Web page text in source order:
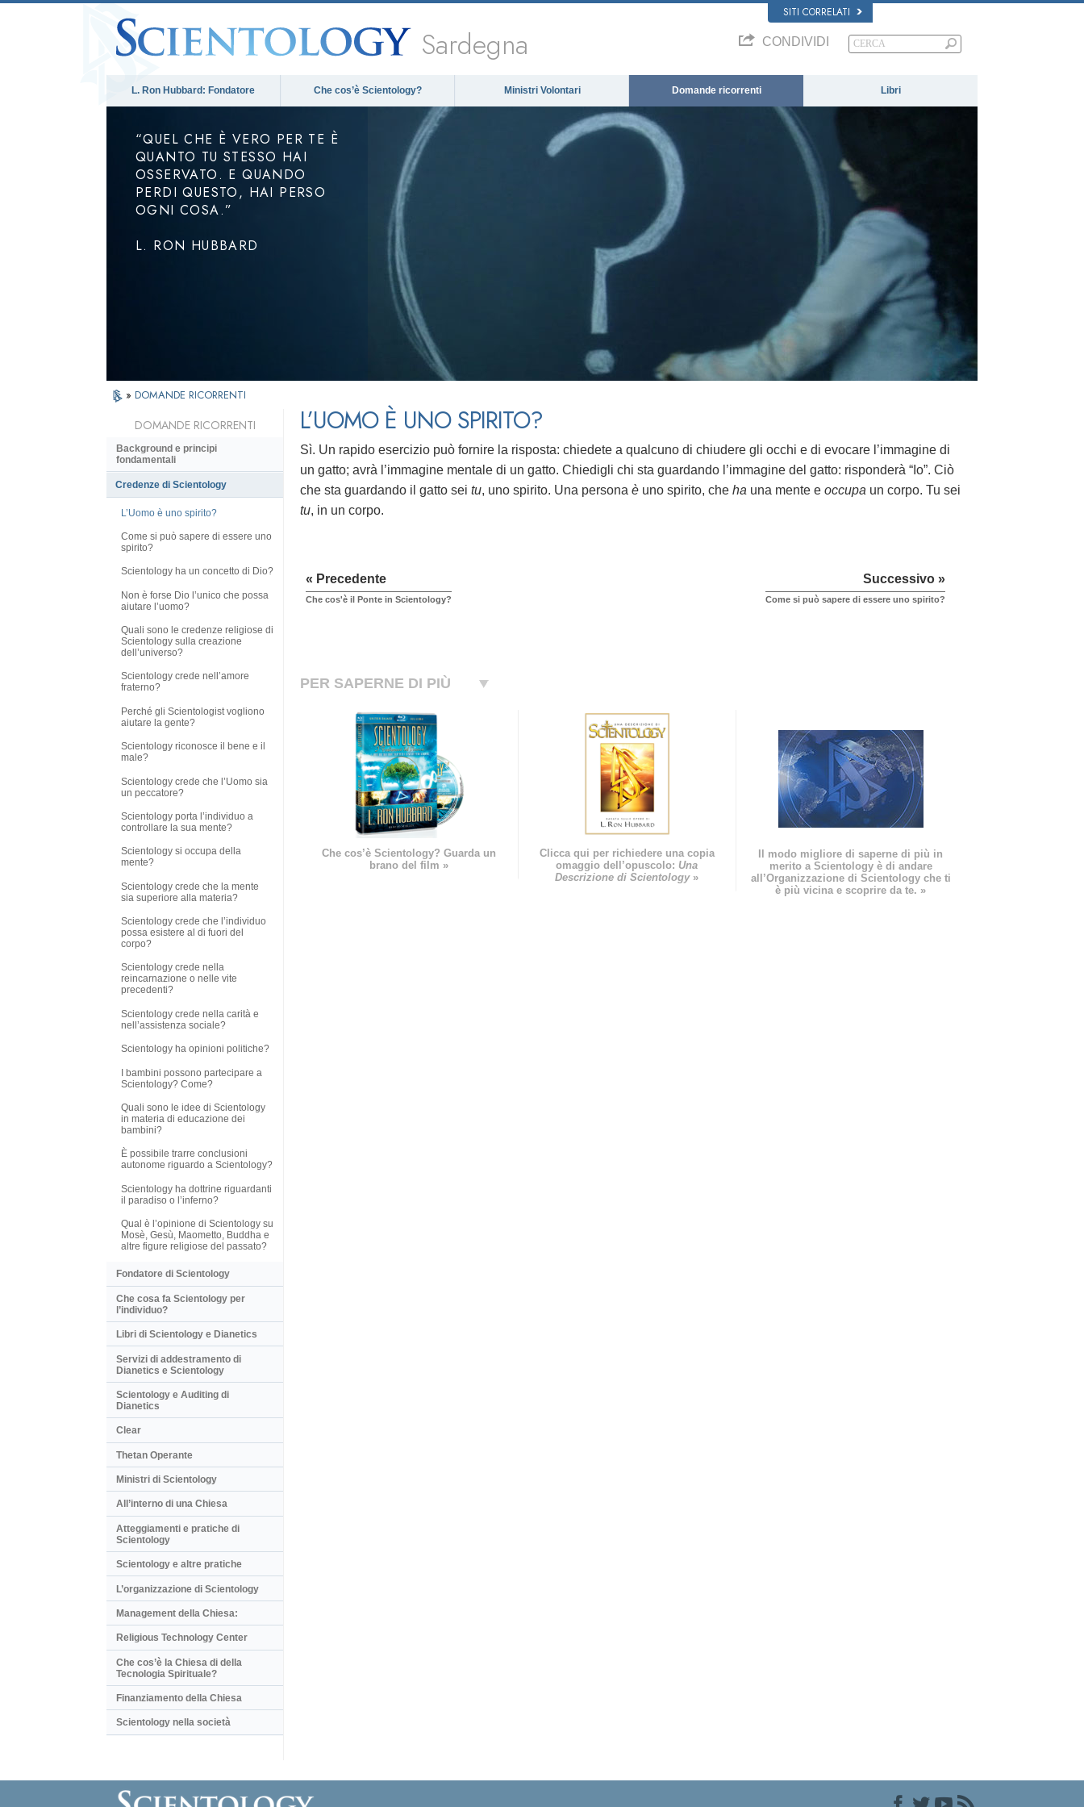
SITI CORRELATI
Sardegna CONDIVIDI
L. Ron Hubbard: Fondatore Che cos’è Scientology? Ministri Volontari Domande ricorrenti Libri
“QUEL CHE È VERO PER TE È
QUANTO TU STESSO HAI
OSSERVATO. E QUANDO
PERDI QUESTO, HAI PERSO
OGNI COSA.”
L. RON HUBBARD
» DOMANDE RICORRENTI
L’UOMO È UNO SPIRITO?
Sì. Un rapido esercizio può fornire la risposta: chiedete a qualcuno di chiudere gli occhi e di evocare l’immagine di
un gatto; avrà l’immagine mentale di un gatto. Chiedigli chi sta guardando l’immagine del gatto: risponderà “Io”. Ciò
che sta guardando il gatto sei tu, uno spirito. Una persona è uno spirito, che ha una mente e occupa un corpo. Tu sei
tu, in un corpo.
« Precedente
Che cos'è il Ponte in Scientology?
Successivo »
Come si può sapere di essere uno spirito?
PER SAPERNE DI PIÙ
Che cos’è Scientology? Guarda un
brano del film »
Clicca qui per richiedere una copia
omaggio dell’opuscolo: Una
Descrizione di Scientology»
Il modo migliore di saperne di più in
merito a Scientology è di andare
all’Organizzazione di Scientology che ti
è più vicina e scoprire da te. »
DOMANDE RICORRENTI
Background e principi
fondamentali
Credenze di Scientology
L’Uomo è uno spirito?
Come si può sapere di essere uno
spirito?
Scientology ha un concetto di Dio?
Non è forse Dio l’unico che possa
aiutare l’uomo?
Quali sono le credenze religiose di
Scientology sulla creazione
dell’universo?
Scientology crede nell’amore
fraterno?
Perché gli Scientologist vogliono
aiutare la gente?
Scientology riconosce il bene e il
male?
Scientology crede che l’Uomo sia
un peccatore?
Scientology porta l’individuo a
controllare la sua mente?
Scientology si occupa della
mente?
Scientology crede che la mente
sia superiore alla materia?
Scientology crede che l’individuo
possa esistere al di fuori del
corpo?
Scientology crede nella
reincarnazione o nelle vite
precedenti?
Scientology crede nella carità e
nell’assistenza sociale?
Scientology ha opinioni politiche?
I bambini possono partecipare a
Scientology? Come?
Quali sono le idee di Scientology
in materia di educazione dei
bambini?
È possibile trarre conclusioni
autonome riguardo a Scientology?
Scientology ha dottrine riguardanti
il paradiso o l’inferno?
Qual è l’opinione di Scientology su
Mosè, Gesù, Maometto, Buddha e
altre figure religiose del passato?
Fondatore di Scientology
Che cosa fa Scientology per
l’individuo?
Libri di Scientology e Dianetics
Servizi di addestramento di
Dianetics e Scientology
Scientology e Auditing di
Dianetics
Clear
Thetan Operante
Ministri di Scientology
All’interno di una Chiesa
Atteggiamenti e pratiche di
Scientology
Scientology e altre pratiche
L’organizzazione di Scientology
Management della Chiesa:
Religious Technology Center
Che cos’è la Chiesa di della
Tecnologia Spirituale?
Finanziamento della Chiesa
Scientology nella società